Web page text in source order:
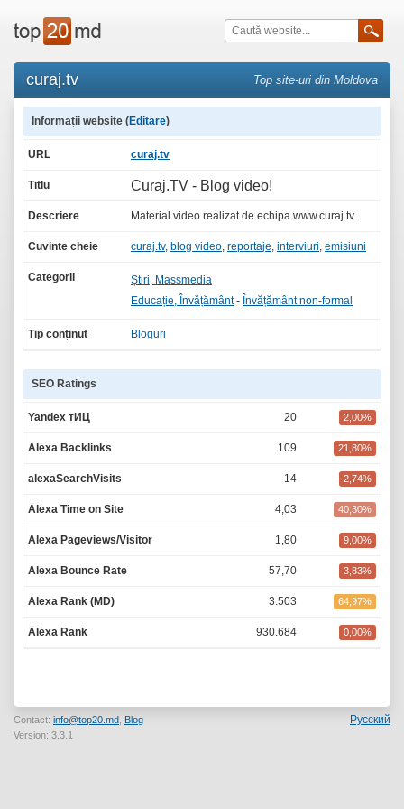
curaj.tv Top site-uri din Moldova
Informații website (Editare)
URL curaj.tv
Titlu Curaj.TV - Blog video!
Descriere Material video realizat de echipa www.curaj.tv.
Cuvinte cheie curaj.tv, blog video, reportaje, interviuri, emisiuni
Categorii
Știri, Massmedia
Educație, Învățământ- Învățământ non-formal
Tip conținut Bloguri
SEO Ratings
Yandex тИЦ 20 2,00%
Alexa Backlinks 109 21,80%
alexaSearchVisits 14 2,74%
Alexa Time on Site 4,03 40,30%
Alexa Pageviews/Visitor 1,80 9,00%
Alexa Bounce Rate 57,70 3,83%
Alexa Rank (MD) 3.503 64,97%
Alexa Rank 930.684 0,00%
Contact: info@top20.md Blog
Version: 3.3.1
Русский